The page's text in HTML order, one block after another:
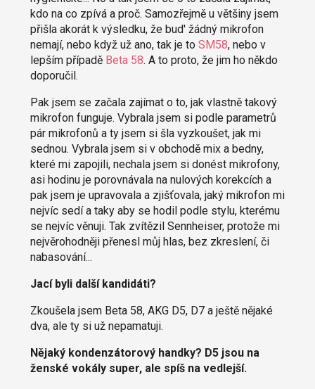
kdo na co zpívá a proč. Samozřejmě u většiny jsem
přišla akorát k výsledku, že bud' žádný mikrofon
nemají, nebo když už ano, tak je to SM58, nebo v
lepším případě Beta 58. A to proto, že jim ho někdo
doporučil.
Pak jsem se začala zajímat o to, jak vlastně takový
mikrofon funguje. Vybrala jsem si podle parametrů
pár mikrofonů a ty jsem si šla vyzkoušet, jak mi
sednou. Vybrala jsem si v obchodě mix a bedny,
které mi zapojili, nechala jsem si donést mikrofony,
asi hodinu je porovnávala na nulových korekcích a
pak jsem je upravovala a zjišťovala, jaký mikrofon mi
nejvíc sedí a taky aby se hodil podle stylu, kterému
se nejvíc věnuji. Tak zvítězil Sennheiser, protože mi
nejvěrohodněji přenesl můj hlas, bez zkreslení, či
nabasování...
Jací byli další kandidáti?
Zkoušela jsem Beta 58, AKG D5, D7 a ještě nějaké
dva, ale ty si už nepamatuji.
Nějaký kondenzátorový handky? D5 jsou na
ženské vokály super, ale spíš na vedlejší.